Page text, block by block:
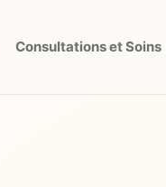
Consultations et Soins